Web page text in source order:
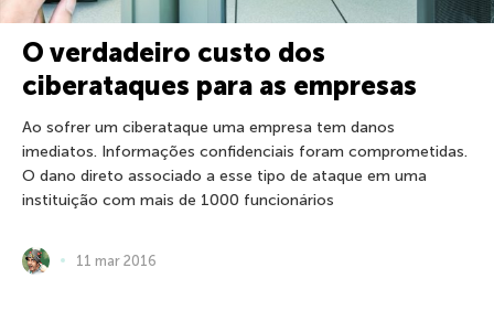
O verdadeiro custo dos
ciberataques para as empresas
Ao sofrer um ciberataque uma empresa tem danos
imediatos. Informações confidenciais foram comprometidas.
O dano direto associado a esse tipo de ataque em uma
instituição com mais de 1000 funcionários
11 mar 2016